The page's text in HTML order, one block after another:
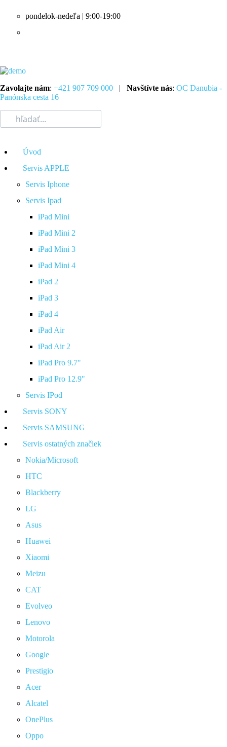
pondelok-nedeľa | 9:00-19:00
Zavolajte nám: +421 907 709 000 | Navštívte nás: OC Danubia -
Panónska cesta 16
Úvod
Servis APPLE
Servis Iphone
Servis Ipad
iPad Mini
iPad Mini 2
iPad Mini 3
iPad Mini 4
iPad 2
iPad 3
iPad 4
iPad Air
iPad Air 2
iPad Pro 9.7"
iPad Pro 12.9"
Servis IPod
Servis SONY
Servis SAMSUNG
Servis ostatných značiek
Nokia/Microsoft
HTC
Blackberry
LG
Asus
Huawei
Xiaomi
Meizu
CAT
Evolveo
Lenovo
Motorola
Google
Prestigio
Acer
Alcatel
OnePlus
Oppo